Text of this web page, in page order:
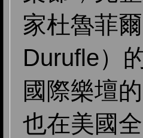
家杜魯菲
Durufle）
國際樂壇
也在美國